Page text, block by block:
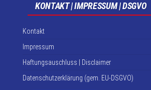
KONTAKT | IMPRESSUM | DSGVO
Kontakt
Impressum
Haftungsauschluss | Disclaimer
Datenschutzerklärung (gem. EU-DSGVO)